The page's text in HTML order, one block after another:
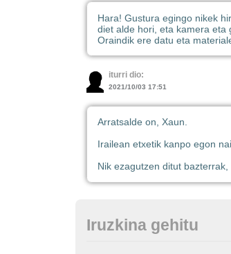
Hara! Gustura egingo nikek
diet alde hori, eta kamera eta
Oraindik ere datu eta
iturri dio:
2021/10/03 17:51
Arratsalde on, Xaun.
Irailean etxetik kanpo egon
Nik ezagutzen ditut
Iruzkina gehitu